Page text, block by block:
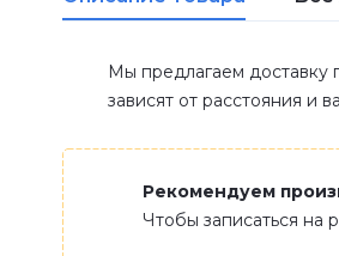
Мы предлагаем доставку
зависят от расстояния и
Рекомендуем
Чтобы записаться на